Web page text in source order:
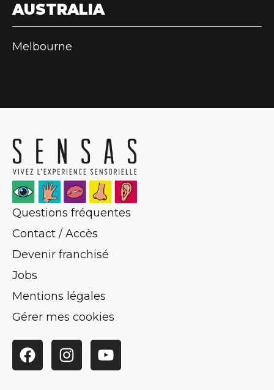
AUSTRALIA
Melbourne
Questions fréquentes
Contact / Accès
Devenir franchisé
Jobs
Mentions légales
Gérer mes cookies
FacebookInstagramYouTube